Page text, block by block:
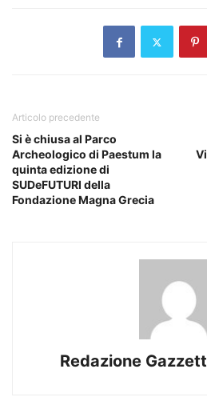
Articolo precedente
Si è chiusa al Parco
Archeologico di Paestum la
quinta edizione di
SUDeFUTURI della
Fondazione Magna Grecia
Redazione